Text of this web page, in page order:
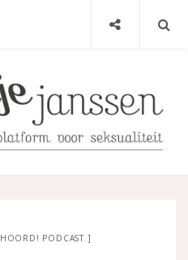
PODCAST